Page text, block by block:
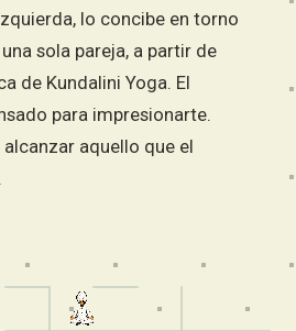
lo concibe en torno
sola pareja, a partir de
de Kundalini Yoga. El
para impresionarte.
aquello que el